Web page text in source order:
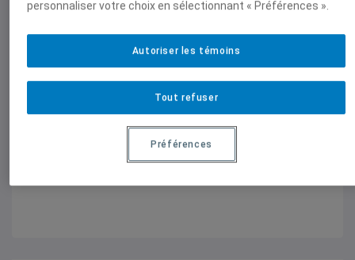
Retour de Série-choc! Médias et
minorités
Paul Eid
personnaliser votre choix en sélectionnant « Préférences ».
Tout refuser
Autoriser les témoins
Préférences